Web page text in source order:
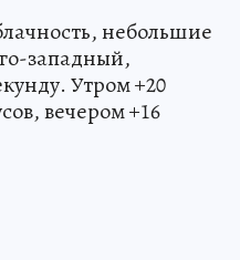
небольшие
западный,
Утром +20
вечером +16